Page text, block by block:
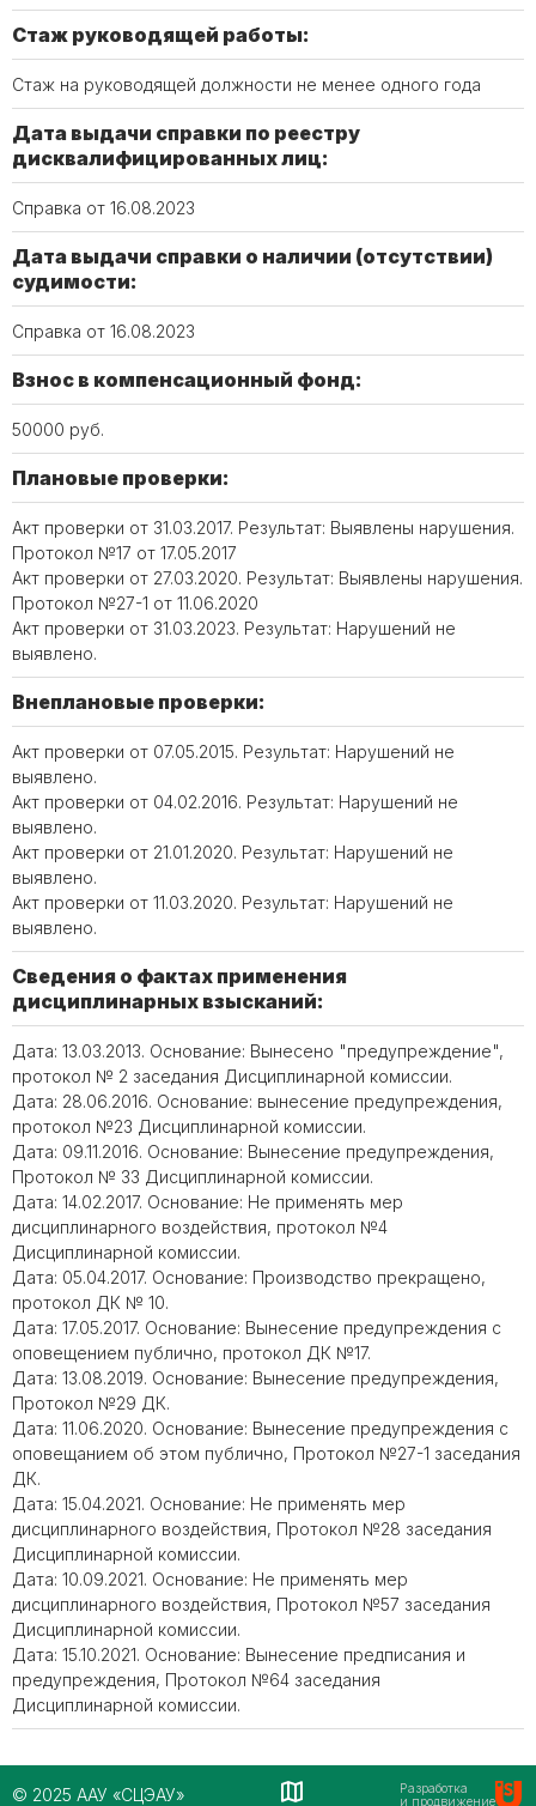
Стаж руководящей работы:
Стаж на руководящей должности не менее одного года
Дата выдачи справки по реестру
дисквалифицированных лиц:
Справка от 16.08.2023
Дата выдачи справки о наличии (отсутствии)
судимости:
Справка от 16.08.2023
Взнос в компенсационный фонд:
50000 руб.
Плановые проверки:
Акт проверки от 31.03.2017. Результат: Выявлены нарушения.
Протокол №17 от 17.05.2017
Акт проверки от 27.03.2020. Результат: Выявлены нарушения.
Протокол №27-1 от 11.06.2020
Акт проверки от 31.03.2023. Результат: Нарушений не
выявлено.
Внеплановые проверки:
Акт проверки от 07.05.2015. Результат: Нарушений не
выявлено.
Акт проверки от 04.02.2016. Результат: Нарушений не
выявлено.
Акт проверки от 21.01.2020. Результат: Нарушений не
выявлено.
Акт проверки от 11.03.2020. Результат: Нарушений не
выявлено.
Сведения о фактах применения
дисциплинарных взысканий:
Дата: 13.03.2013. Основание: Вынесено "предупреждение",
протокол № 2 заседания Дисциплинарной комиссии.
Дата: 28.06.2016. Основание: вынесение предупреждения,
протокол №23 Дисциплинарной комиссии.
Дата: 09.11.2016. Основание: Вынесение предупреждения,
Протокол № 33 Дисциплинарной комиссии.
Дата: 14.02.2017. Основание: Не применять мер
дисциплинарного воздействия, протокол №4
Дисциплинарной комиссии.
Дата: 05.04.2017. Основание: Производство прекращено,
протокол ДК № 10.
Дата: 17.05.2017. Основание: Вынесение предупреждения с
оповещением публично, протокол ДК №17.
Дата: 13.08.2019. Основание: Вынесение предупреждения,
Протокол №29 ДК.
Дата: 11.06.2020. Основание: Вынесение предупреждения с
оповещанием об этом публично, Протокол №27-1 заседания
ДК.
Дата: 15.04.2021. Основание: Не применять мер
дисциплинарного воздействия, Протокол №28 заседания
Дисциплинарной комиссии.
Дата: 10.09.2021. Основание: Не применять мер
дисциплинарного воздействия, Протокол №57 заседания
Дисциплинарной комиссии.
Дата: 15.10.2021. Основание: Вынесение предписания и
предупреждения, Протокол №64 заседания
Дисциплинарной комиссии.
© 2025 ААУ «СЦЭАУ»
Разработка
и продвижение